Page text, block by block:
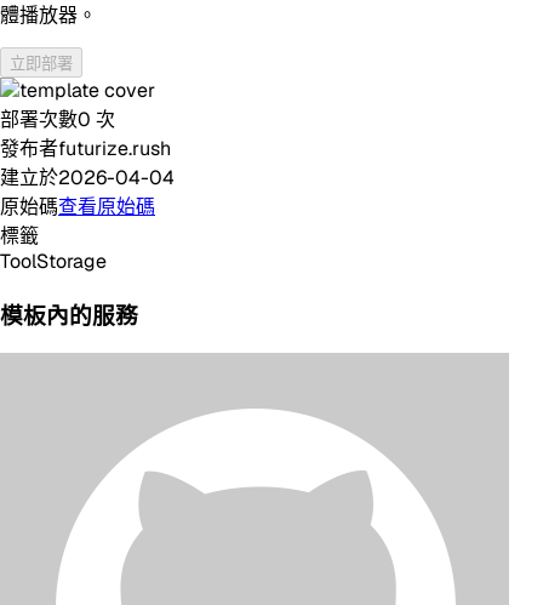
體播放器。
立即部署
部署次數0 次
發布者futurize.rush
建立於2026-04-04
原始碼查看原始碼
標籤
ToolStorage
模板內的服務